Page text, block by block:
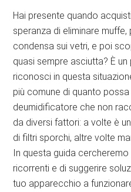
Hai presente quando
speranza di eliminare
condensa sui vetri, e poi
quasi sempre asciutta? È un
riconosci in questa
più comune di quanto possa
deumidificatore che non
da diversi fattori: a volte è
di filtri sporchi, altre volte
In questa guida
ricorrenti e di suggerire
tuo apparecchio a